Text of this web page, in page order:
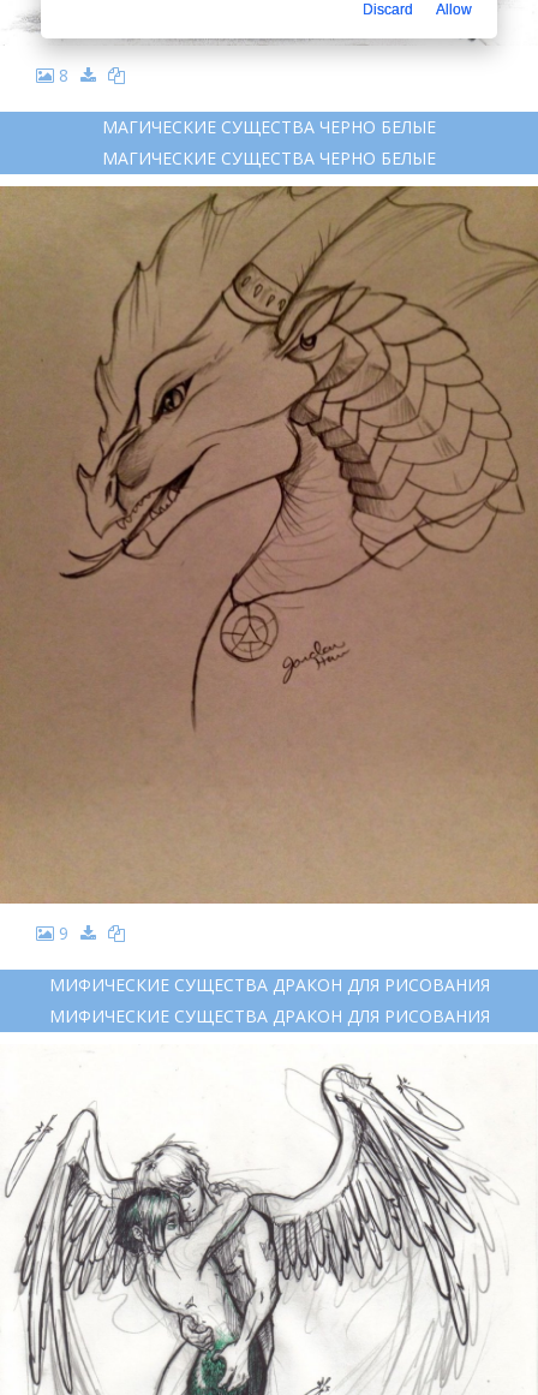
8
МАГИЧЕСКИЕ СУЩЕСТВА ЧЕРНО БЕЛЫЕ
МАГИЧЕСКИЕ СУЩЕСТВА ЧЕРНО БЕЛЫЕ
9
МИФИЧЕСКИЕ СУЩЕСТВА ДРАКОН ДЛЯ РИСОВАНИЯ
МИФИЧЕСКИЕ СУЩЕСТВА ДРАКОН ДЛЯ РИСОВАНИЯ
Discard Allow